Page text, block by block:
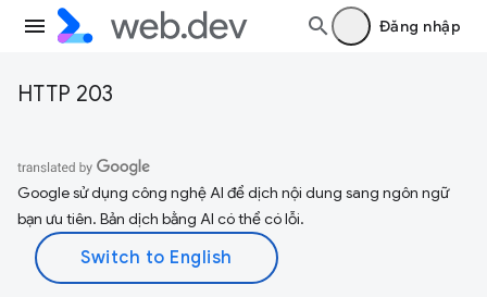
Đăng nhập
HTTP 203
Google sử dụng công nghệ AI để dịch nội dung sang ngôn ngữ
bạn ưu tiên. Bản dịch bằng AI có thể có lỗi.